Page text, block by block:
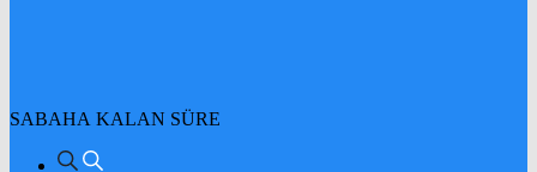
SABAHA KALAN SÜRE